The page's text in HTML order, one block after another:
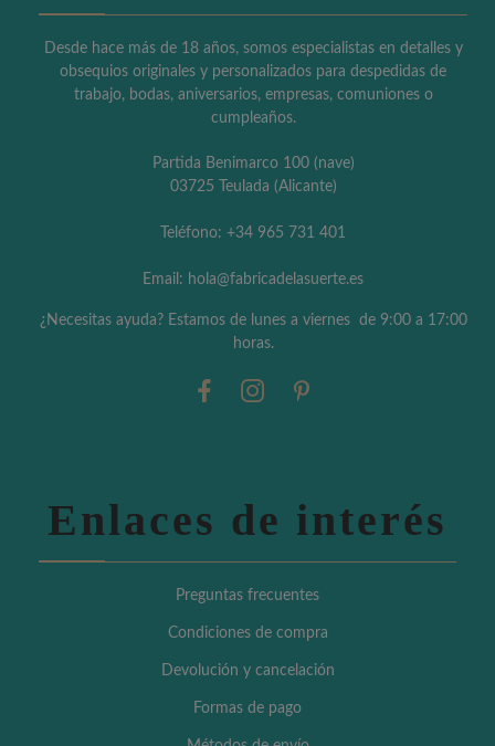
Desde hace más de 18 años, somos especialistas en detalles y
obsequios originales y personalizados para despedidas de
trabajo, bodas, aniversarios, empresas, comuniones o
cumpleaños.
Partida Benimarco 100 (nave)
03725 Teulada (Alicante)
Teléfono: +34 965 731 401
Email: hola@fabricadelasuerte.es
¿Necesitas ayuda? Estamos de lunes a viernes de 9:00 a 17:00
horas.
Enlaces de interés
Preguntas frecuentes
Condiciones de compra
Devolución y cancelación
Formas de pago